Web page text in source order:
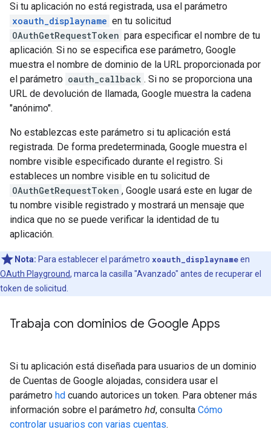
Si tu aplicación no está registrada, usa el parámetro
xoauth_displayname en tu solicitud
OAuthGetRequestToken para especificar el nombre de tu
aplicación. Si no se especifica ese parámetro, Google
muestra el nombre de dominio de la URL proporcionada por
el parámetro oauth_callback . Si no se proporciona una
URL de devolución de llamada, Google muestra la cadena
"anónimo".
No establezcas este parámetro si tu aplicación está
registrada. De forma predeterminada, Google muestra el
nombre visible especificado durante el registro. Si
estableces un nombre visible en tu solicitud de
OAuthGetRequestToken , Google usará este en lugar de
tu nombre visible registrado y mostrará un mensaje que
indica que no se puede verificar la identidad de tu
aplicación.
Nota: Para establecer el parámetro xoauth_displaynameen
OAuth Playground, marca la casilla "Avanzado" antes de recuperar el
token de solicitud.
Trabaja con dominios de Google Apps
Si tu aplicación está diseñada para usuarios de un dominio
de Cuentas de Google alojadas, considera usar el
parámetro hd cuando autorices un token. Para obtener más
información sobre el parámetro hd, consulta Cómo
controlar usuarios con varias cuentas.